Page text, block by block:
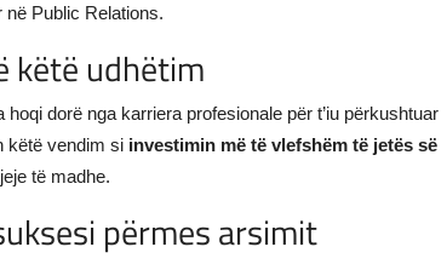
Public Relations.
këtë udhëtim
hoqi dorë nga karriera profesionale për t’iu përkushtuar
këtë vendim si investimin më të vlefshëm të jetës së
të madhe.
përmes arsimit